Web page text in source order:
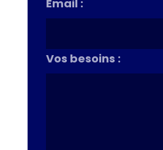
Email :
Vos besoins :